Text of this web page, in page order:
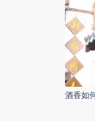
酒香如